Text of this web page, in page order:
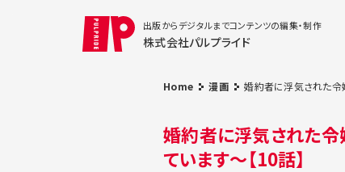
出版からデジタルまでコンテンツの編集・制作
株式会社パルプライド
Home 漫画 婚約者に浮気された令
婚約者に浮気された令
ています〜【10話】